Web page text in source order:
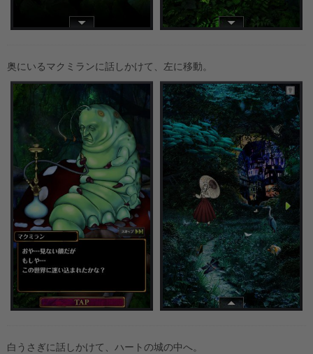
奥にいるマクミランに話しかけて、左に移動。
白うさぎに話しかけて、ハートの城の中へ。